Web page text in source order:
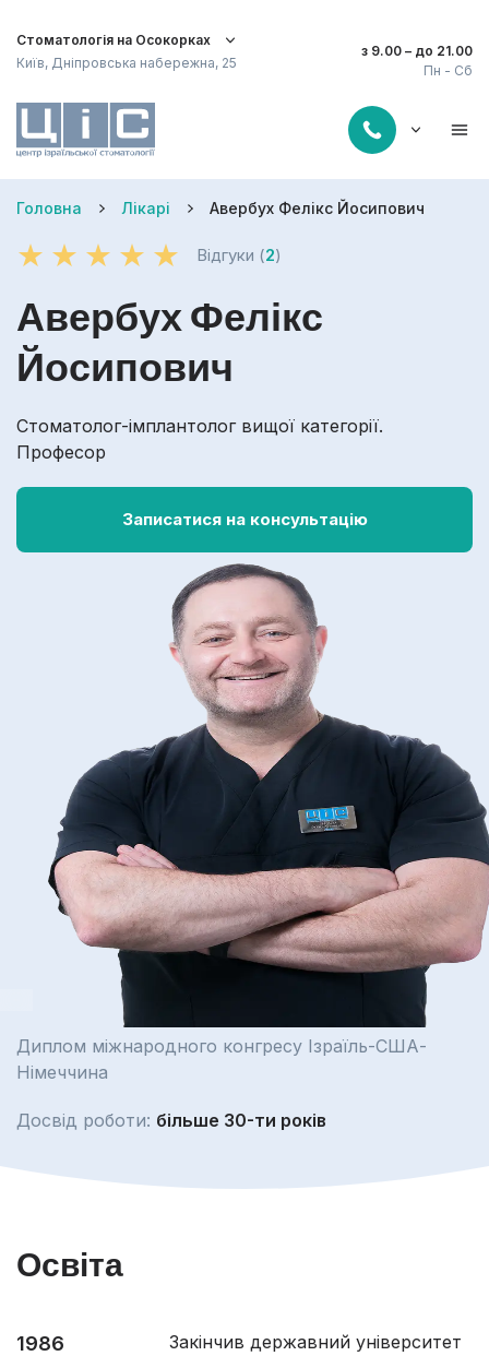
Стоматологія на Осокорках
Київ, Дніпровська набережна, 25
Пн - Сб
з 9.00 – до 21.00
Головна Лікарі Авербух Фелікс Йосипович
Відгуки (2)
Авербух Фелікс
Йосипович
Стоматолог-імплантолог вищої категорії.
Професор
Диплом міжнародного конгресу Ізраїль-США-
Німеччина
Досвід роботи: більше 30-ти років
Записатися на консультацію
Освіта
1986
Закінчив державний університет